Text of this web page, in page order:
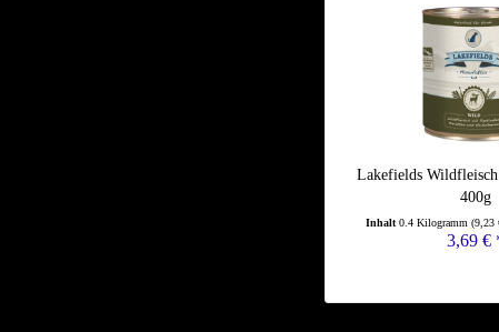
Lakefields
400g
Inhalt 0.4 Kilogramm (9,23
3,69 €